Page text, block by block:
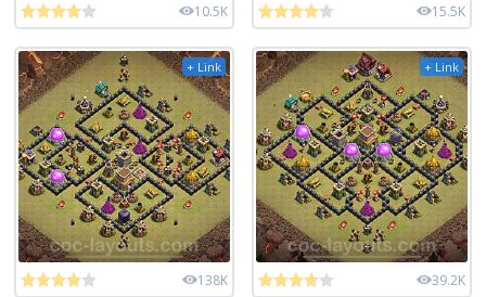
10.5K 15.5K
+ Link
138K
+ Link
39.2K